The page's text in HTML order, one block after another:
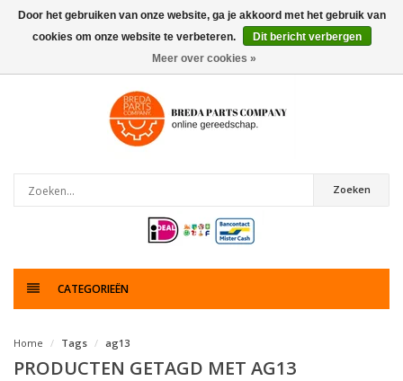
0artikelen
Zoeken
CATEGORIEËN
Home Tags ag13
PRODUCTEN GETAGD MET AG13
Door het gebruiken van onze website, ga je akkoord met het gebruik van
cookies om onze website te verbeteren.
Dit bericht verbergen
Meer over cookies »